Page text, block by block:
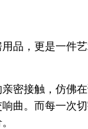
品，更是一件
密接触，仿佛
曲。而每一次